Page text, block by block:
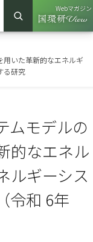
サイト内検索
検索
Webマガジン
（別ウイ
いた革新的なエネルギ
る研究
ムモデルの
的なエネル
ルギーシス
令和 6年